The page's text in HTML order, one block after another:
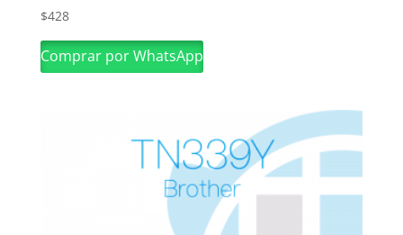
$428
Comprar por WhatsApp